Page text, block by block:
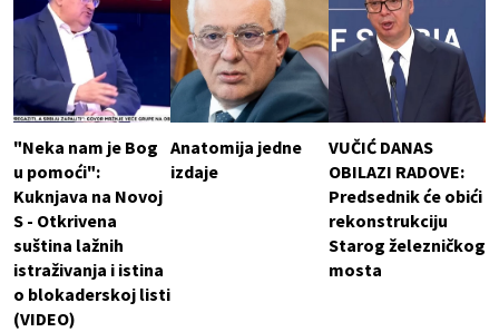
"Neka nam je Bog
u pomoći":
Kuknjava na Novoj
S - Otkrivena
suština lažnih
istraživanja i istina
o blokaderskoj listi
(VIDEO)
Anatomija jedne
izdaje
VUČIĆ DANAS
OBILAZI RADOVE:
Predsednik će obići
rekonstrukciju
Starog železničkog
mosta